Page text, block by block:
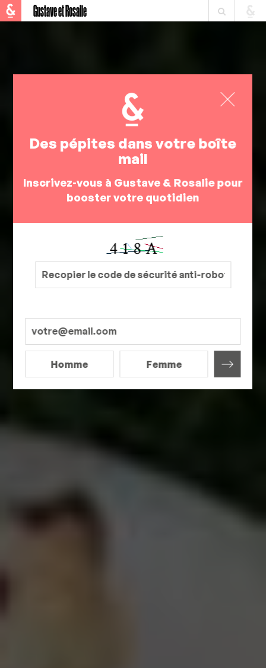
Gustave et Rosalie
Des pépites dans votre boîte
mail
Inscrivez-vous à Gustave & Rosalie pour
booster votre quotidien
Homme Femme